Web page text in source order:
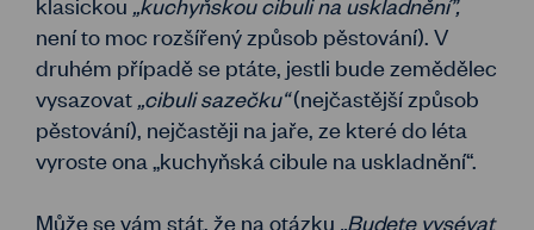
není to moc rozšířený způsob pěstování). V
druhém případě se ptáte, jestli bude zemědělec
vysazovat „cibuli sazečku“(nejčastější způsob
pěstování), nejčastěji na jaře, ze které do léta
vyroste ona „kuchyňská cibule na uskladnění“.
Může se vám stát, že na otázku „Budete vysévat